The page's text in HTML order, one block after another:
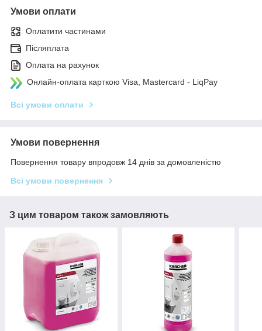
Умови оплати
Оплатити частинами
Післяплата
Оплата на рахунок
Онлайн-оплата карткою Visa, Mastercard - LiqPay
Всі умови оплати
Умови повернення
Повернення товару впродовж 14 днів за домовленістю
Всі умови повернення
З цим товаром також замовляють